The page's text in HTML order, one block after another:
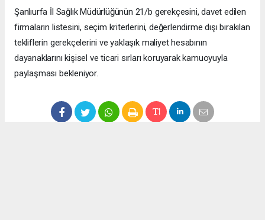
Şanlıurfa İl Sağlık Müdürlüğünün 21/b gerekçesini, davet edilen
firmaların listesini, seçim kriterlerini, değerlendirme dışı bırakılan
tekliflerin gerekçelerini ve yaklaşık maliyet hesabının
dayanaklarını kişisel ve ticari sırları koruyarak kamuoyuyla
paylaşması bekleniyor.